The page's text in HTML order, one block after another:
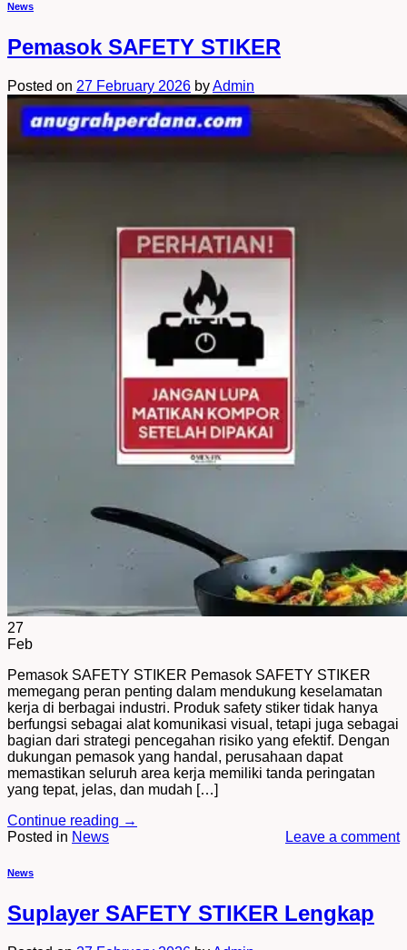
News
Pemasok SAFETY STIKER
Posted on 27 February 2026 byAdmin
27
Feb
Pemasok SAFETY STIKER Pemasok SAFETY STIKER
memegang peran penting dalam mendukung keselamatan
kerja di berbagai industri. Produk safety stiker tidak hanya
berfungsi sebagai alat komunikasi visual, tetapi juga sebagai
bagian dari strategi pencegahan risiko yang efektif. Dengan
dukungan pemasok yang handal, perusahaan dapat
memastikan seluruh area kerja memiliki tanda peringatan
yang tepat, jelas, dan mudah […]
Continue reading →
Posted in News Leave a comment
News
Suplayer SAFETY STIKER Lengkap